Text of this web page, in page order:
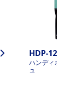
HDP-120
ハンディポ
ュ